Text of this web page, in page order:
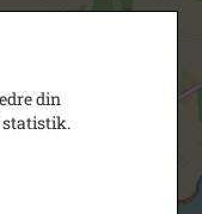
din
statistik.